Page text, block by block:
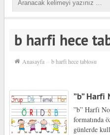
b harfi hece
Anasayfa ›› b harfi hece tablosu
”b” Harfi
”b” Harfi
formatında
günlerde